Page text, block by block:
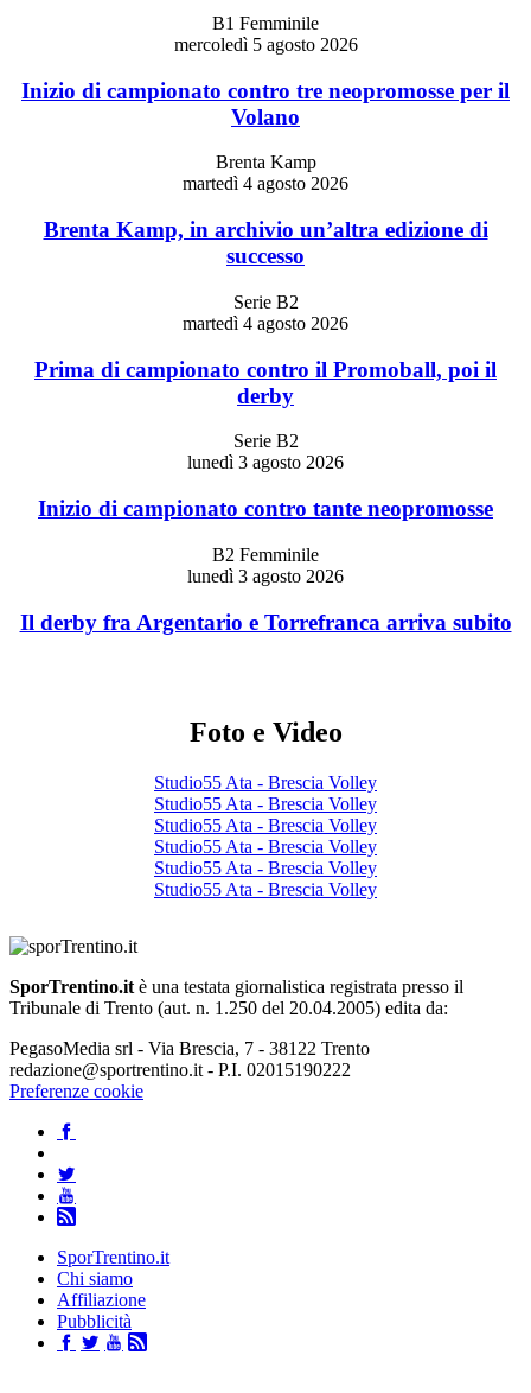
B1 Femminile
mercoledì 5 agosto 2026
Inizio di campionato contro tre neopromosse per il
Volano
Brenta Kamp
martedì 4 agosto 2026
Brenta Kamp, in archivio un’altra edizione di
successo
Serie B2
martedì 4 agosto 2026
Prima di campionato contro il Promoball, poi il
derby
Serie B2
lunedì 3 agosto 2026
Inizio di campionato contro tante neopromosse
B2 Femminile
lunedì 3 agosto 2026
Il derby fra Argentario e Torrefranca arriva subito
Foto e Video
Studio55 Ata - Brescia Volley
Studio55 Ata - Brescia Volley
Studio55 Ata - Brescia Volley
Studio55 Ata - Brescia Volley
Studio55 Ata - Brescia Volley
Studio55 Ata - Brescia Volley
SporTrentino.it è una testata giornalistica registrata presso il
Tribunale di Trento (aut. n. 1.250 del 20.04.2005) edita da:
PegasoMedia srl - Via Brescia, 7 - 38122 Trento
redazione@sportrentino.it - P.I. 02015190222
Preferenze cookie
SporTrentino.it
Chi siamo
Affiliazione
Pubblicità